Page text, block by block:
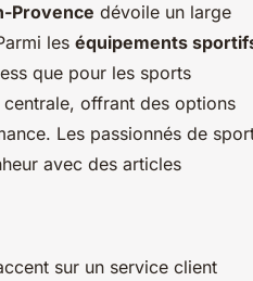
Provence dévoile un large
les équipements
que pour les sports
offrant des options
Les passionnés de
avec des articles
sur un service client